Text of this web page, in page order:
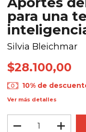
para una
Silvia Bleichmar
$28.100,00
10% de
Ver más detalles